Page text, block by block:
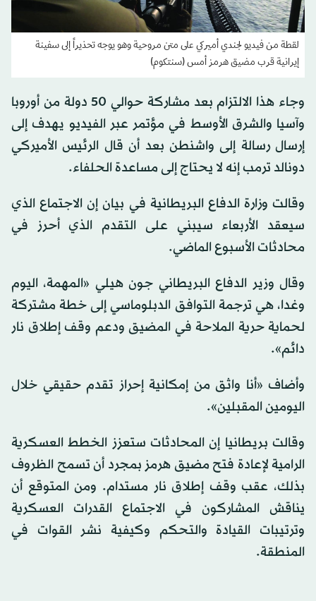
لقطة من فيديو لجندي أميركي على متن مروحية وهو يوجه تحذيراً إلى سفينة
إيرانية قرب مضيق هرمز أمس (سنتكوم)
وجاء هذا الالتزام بعد مشاركة حوالي 50 دولة من أوروبا
وآسيا والشرق الأوسط في مؤتمر عبر الفيديو يهدف إلى
إرسال رسالة إلى واشنطن بعد أن قال ⁠الرئيس الأميركي
دونالد ترمب ‌إنه لا ‌يحتاج إلى مساعدة الحلفاء.
وقالت وزارة ​الدفاع البريطانية ‌في بيان إن الاجتماع الذي
‌سيعقد الأربعاء سيبني على التقدم الذي أحرز في
محادثات الأسبوع الماضي.
وقال وزير الدفاع البريطاني جون هيلي «المهمة، اليوم
وغدا، ‌هي ترجمة التوافق الدبلوماسي إلى خطة مشتركة
لحماية حرية ⁠الملاحة ⁠في المضيق ودعم وقف إطلاق نار
دائم».
وأضاف «أنا واثق من إمكانية إحراز تقدم حقيقي خلال
اليومين المقبلين».
وقالت بريطانيا إن المحادثات ستعزز الخطط العسكرية
الرامية لإعادة فتح مضيق هرمز بمجرد أن تسمح الظروف
بذلك، عقب وقف إطلاق نار مستدام. ومن المتوقع أن
يناقش المشاركون ​في الاجتماع ​القدرات العسكرية
وترتيبات القيادة والتحكم وكيفية نشر القوات في
المنطقة.